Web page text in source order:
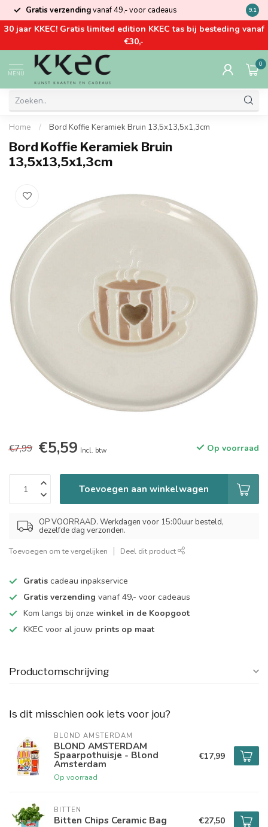
Gratis verzendingvanaf 49,- voor cadeaus Kom
9.1
30 jaar KKEC! Gratis limited edition KKEC tas bij besteding vanaf
€30,-
MENU
0
Home / Bord Koffie Keramiek Bruin 13,5x13,5x1,3cm
Bord Koffie Keramiek Bruin
13,5x13,5x1,3cm
€7,99 €5,59 Incl. btw Op voorraad
Toevoegen aan winkelwagen
OP VOORRAAD. Werkdagen voor 15:00uur besteld,
dezelfde dag verzonden.
Toevoegen om te vergelijken Deel dit product
Gratis cadeau inpakservice
Gratis verzending vanaf 49,- voor cadeaus
Kom langs bij onze winkel in de Koopgoot
KKEC voor al jouw prints op maat
Productomschrijving
Is dit misschien ook iets voor jou?
BLOND AMSTERDAM
BLOND AMSTERDAM
Spaarpothuisje - Blond
Amsterdam
Op voorraad
€17,99
BITTEN
Bitten Chips Ceramic Bag €27,50